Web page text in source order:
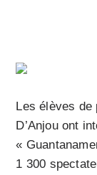
Les élèves de
D’Anjou ont
«
1 300